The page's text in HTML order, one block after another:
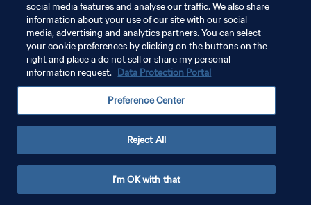
سياسة الخصوصية
إدارة تفضيلات ملفات تعريف الارتباط
social media features and analyse our traffic. We also share
information about your use of our site with our social
media, advertising and analytics partners. You can select
your cookie preferences by clicking on the buttons on the
right and place a do not sell or share my personal
information request. Data Protection Portal
Preference Center
Reject All
I'm OK with that